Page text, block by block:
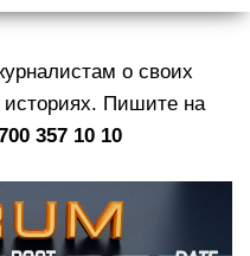
р
г
о своих
Пишите на
357 10 10